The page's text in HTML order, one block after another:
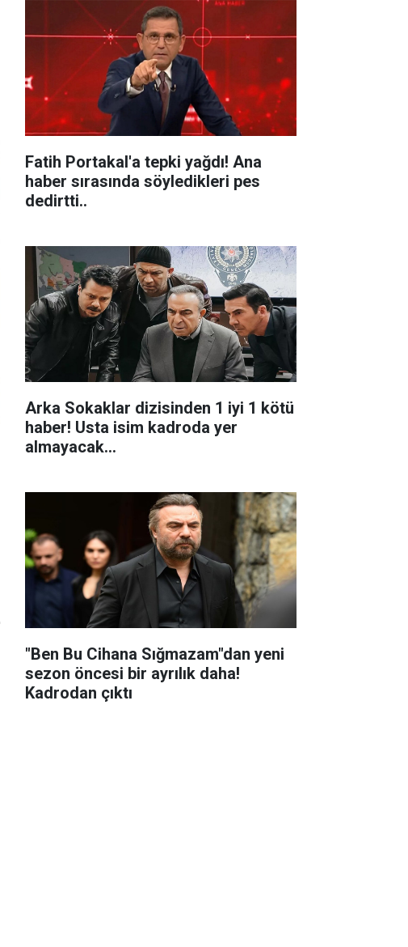
Fatih Portakal'a tepki yağdı! Ana
haber sırasında söyledikleri pes
dedirtti..
Arka Sokaklar dizisinden 1 iyi 1 kötü
haber! Usta isim kadroda yer
almayacak...
"Ben Bu Cihana Sığmazam"dan yeni
sezon öncesi bir ayrılık daha!
Kadrodan çıktı